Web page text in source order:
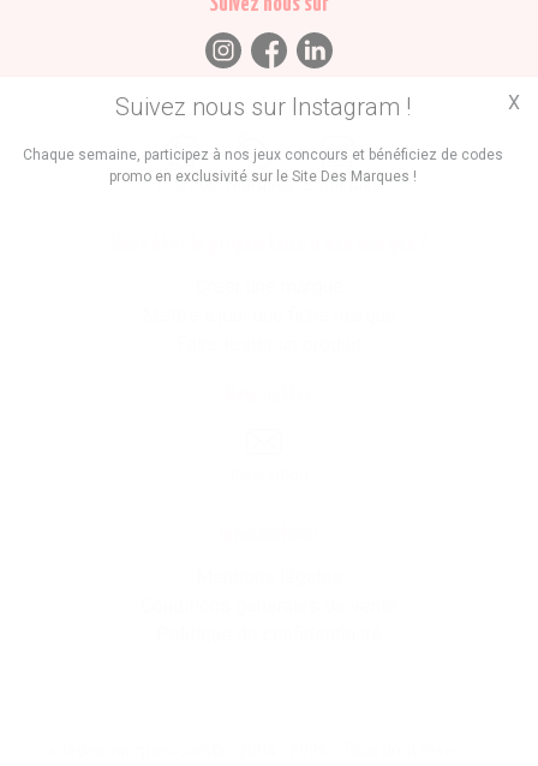
Suivez nous sur Instagram !
Chaque semaine, participez à nos jeux concours et bénéficiez de codes
promo en exclusivité sur le Site Des Marques !
X
Trouvez des
Promos Marques Boutiques